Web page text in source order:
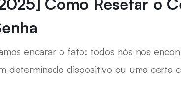
encarar o fato: todos nós nos
determinado dispositivo ou uma certa